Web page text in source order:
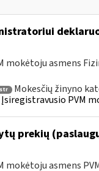
asmens
Mokesčių žinyno
PVM
prekių
mokėtoju asmens